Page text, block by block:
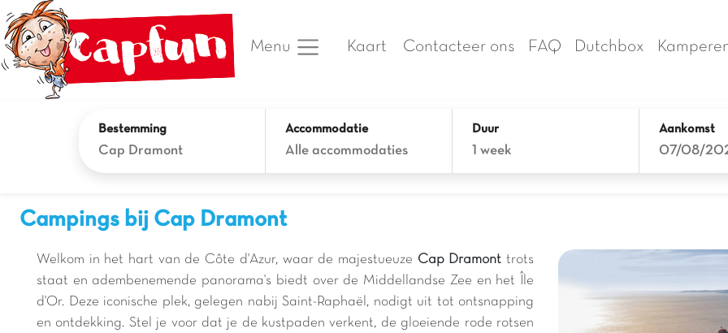
Menu Kaart Contacteer ons FAQ Dutchbox
Bestemming
Cap Dramont
Accommodatie
Alle accommodaties
Duur
1 week
Aankomst
07/08/
Campings bij Cap Dramont
Welkom in het hart van de Côte d'Azur, waar de majestueuze Cap Dramont trots
staat en adembenemende panorama's biedt over de Middellandse Zee en het Île
d'Or. Deze iconische plek, gelegen nabij Saint-Raphaël, nodigt uit tot ontsnapping
en ontdekking. Stel je voor dat je de kustpaden verkent, de gloeiende rode rotsen